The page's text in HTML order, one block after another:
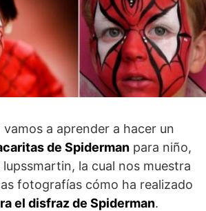
vamos a aprender a hacer un
de Spiderman para niño,
la cual nos muestra
fotografías cómo ha realizado
el disfraz de Spiderman.